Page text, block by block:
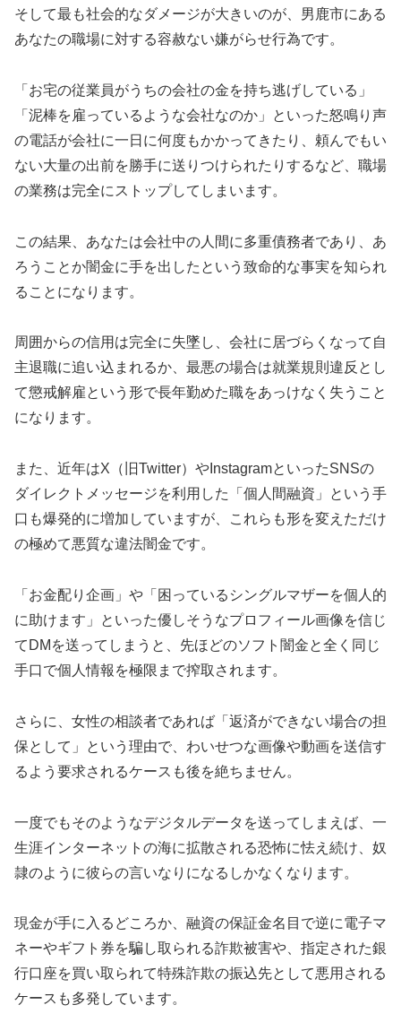
そして最も社会的なダメージが大きいのが、男鹿市にある
あなたの職場に対する容赦ない嫌がらせ行為です。
「お宅の従業員がうちの会社の金を持ち逃げしている」
「泥棒を雇っているような会社なのか」といった怒鳴り声
の電話が会社に一日に何度もかかってきたり、頼んでもい
ない大量の出前を勝手に送りつけられたりするなど、職場
の業務は完全にストップしてしまいます。
この結果、あなたは会社中の人間に多重債務者であり、あ
ろうことか闇金に手を出したという致命的な事実を知られ
ることになります。
周囲からの信用は完全に失墜し、会社に居づらくなって自
主退職に追い込まれるか、最悪の場合は就業規則違反とし
て懲戒解雇という形で長年勤めた職をあっけなく失うこと
になります。
また、近年はX（旧Twitter）やInstagramといったSNSの
ダイレクトメッセージを利用した「個人間融資」という手
口も爆発的に増加していますが、これらも形を変えただけ
の極めて悪質な違法闇金です。
「お金配り企画」や「困っているシングルマザーを個人的
に助けます」といった優しそうなプロフィール画像を信じ
てDMを送ってしまうと、先ほどのソフト闇金と全く同じ
手口で個人情報を極限まで搾取されます。
さらに、女性の相談者であれば「返済ができない場合の担
保として」という理由で、わいせつな画像や動画を送信す
るよう要求されるケースも後を絶ちません。
一度でもそのようなデジタルデータを送ってしまえば、一
生涯インターネットの海に拡散される恐怖に怯え続け、奴
隷のように彼らの言いなりになるしかなくなります。
現金が手に入るどころか、融資の保証金名目で逆に電子マ
ネーやギフト券を騙し取られる詐欺被害や、指定された銀
行口座を買い取られて特殊詐欺の振込先として悪用される
ケースも多発しています。